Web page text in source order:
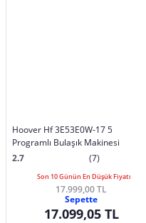
Hoover Hf 3E53E0W-17 5
Programlı Bulaşık Makinesi
2.7
(7)
Son 10 Günün En Düşük Fiyatı
17.999,00 TL
Sepette
17.099,05 TL